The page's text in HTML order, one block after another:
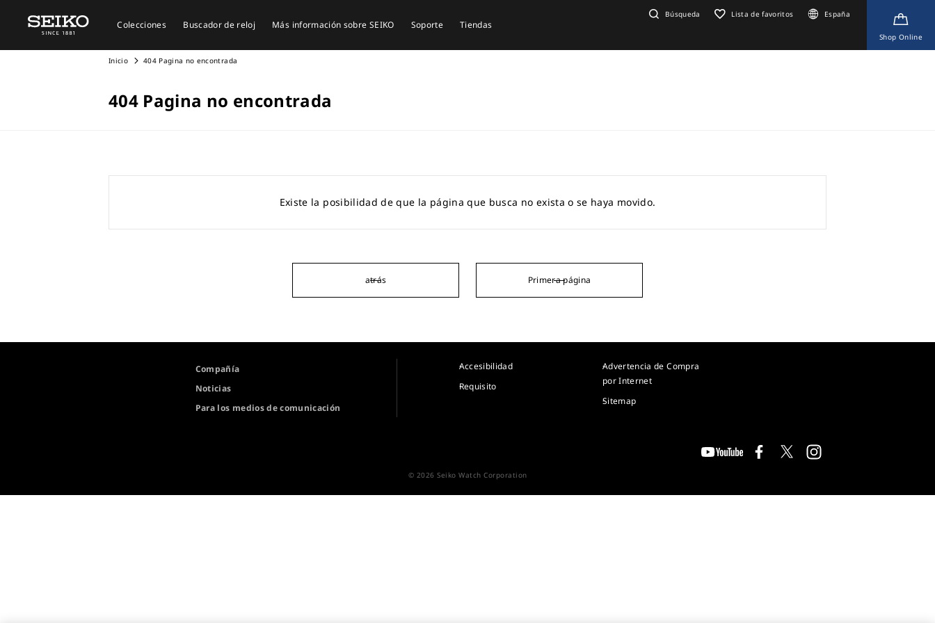
Colecciones Buscador de reloj Más información sobre SEIKO Soporte Tiendas
Búsqueda Lista de favoritos España
Shop Online
Inicio 404 Pagina no encontrada
404 Pagina no encontrada
Existe la posibilidad de que la página que busca no exista o se haya movido.
atrás Primera página
Compañía
Noticias
Para los medios de comunicación
Accesibilidad
Requisito
Advertencia de Compra
por Internet
Sitemap
© 2026 Seiko Watch Corporation